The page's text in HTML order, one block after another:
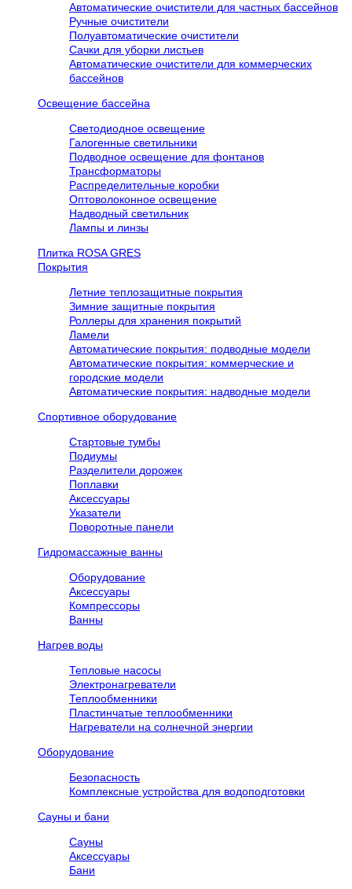
Автоматические очистители для частных бассейнов
Ручные очистители
Полуавтоматические очистители
Сачки для уборки листьев
Автоматические очистители для коммерческих
бассейнов
Освещение бассейна
Светодиодное освещение
Галогенные светильники
Подводное освещение для фонтанов
Трансформаторы
Распределительные коробки
Оптоволоконное освещение
Надводный светильник
Лампы и линзы
Плитка ROSA GRES
Покрытия
Летние теплозащитные покрытия
Зимние защитные покрытия
Роллеры для хранения покрытий
Ламели
Автоматические покрытия: подводные модели
Автоматические покрытия: коммерческие и
городские модели
Автоматические покрытия: надводные модели
Спортивное оборудование
Стартовые тумбы
Подиумы
Разделители дорожек
Поплавки
Аксессуары
Указатели
Поворотные панели
Гидромассажные ванны
Оборудование
Аксессуары
Компрессоры
Ванны
Нагрев воды
Тепловые насосы
Электронагреватели
Теплообменники
Пластинчатые теплообменники
Нагреватели на солнечной энергии
Оборудование
Безопасность
Комплексные устройства для водоподготовки
Сауны и бани
Сауны
Аксессуары
Бани